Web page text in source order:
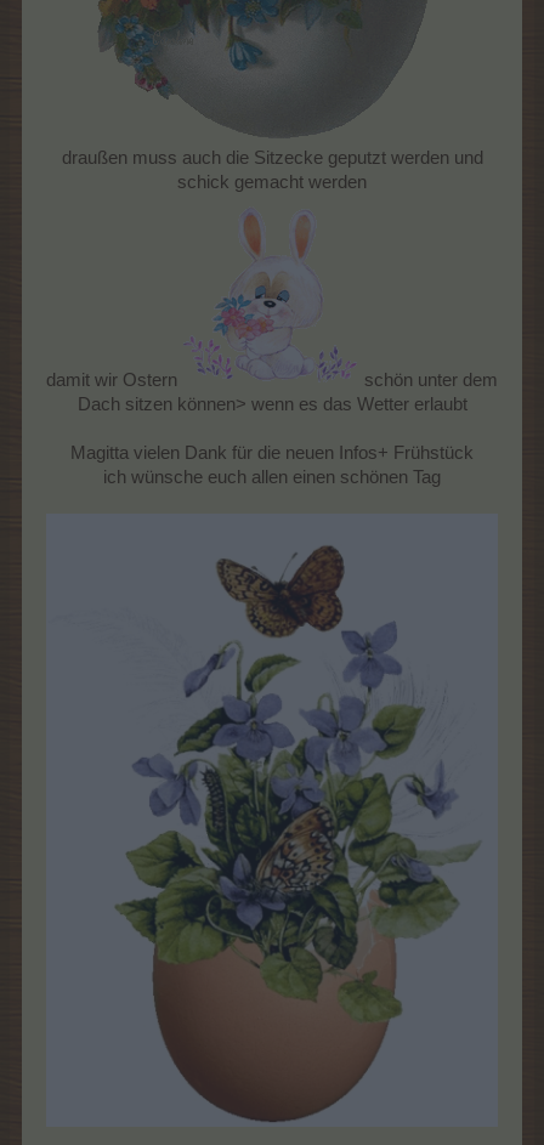
draußen muss auch die Sitzecke geputzt werden und
schick gemacht werden
damit wir Ostern
schön unter dem
Dach sitzen können> wenn es das Wetter erlaubt
Magitta vielen Dank für die neuen Infos+ Frühstück
ich wünsche euch allen einen schönen Tag